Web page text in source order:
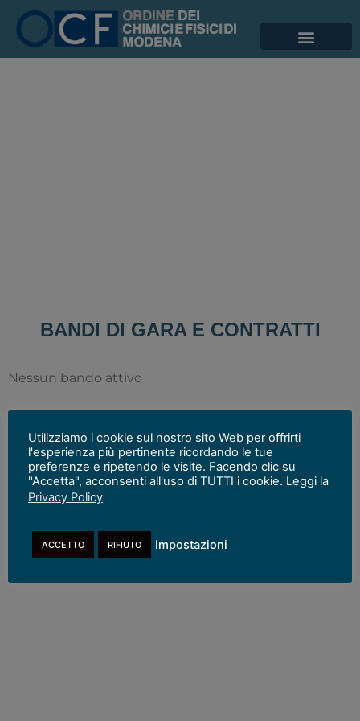
BANDI DI GARA E CONTRATTI
Nessun bando attivo
Torna a: Amministrazione Trasparente
Utilizziamo i cookie sul nostro sito Web per offrirti
l'esperienza più pertinente ricordando le tue
preferenze e ripetendo le visite. Facendo clic su
"Accetta", acconsenti all'uso di TUTTI i cookie. Leggi la
Privacy Policy
ACCETTO RIFIUTO Impostazioni